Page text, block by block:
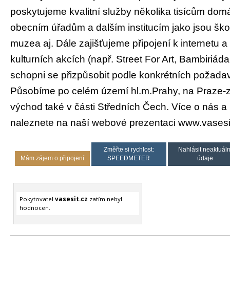
poskytujeme kvalitní služby několika tisícům
obecním úřadům a dalším institucím jako jsou
muzea aj. Dále zajišťujeme připojení k internetu
kulturních akcích (např. Street For Art,
schopni se přizpůsobit podle konkrétních
Působíme po celém území hl.m.Prahy, na Praze-
východ také v části Středních Čech. Více o nás
naleznete na naší webové prezentaci
Mám zájem o připojení
Změřte si rychlost:
SPEEDMETER
Nahlásit
údaje
Pokytovatel vasesit.cz zatím nebyl
hodnocen.